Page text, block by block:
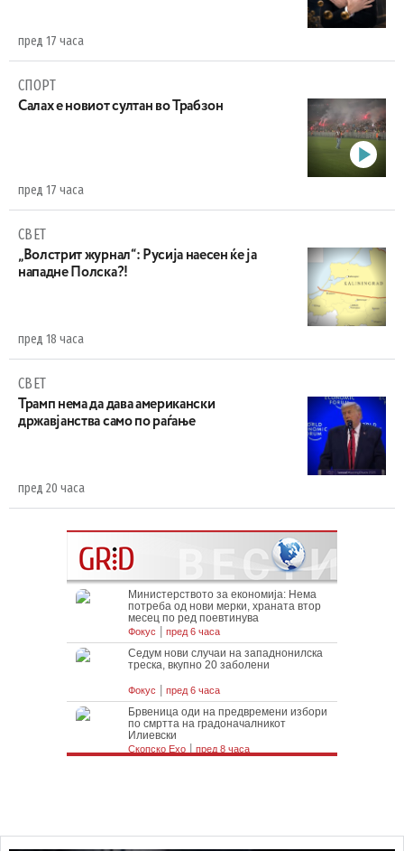
пред 17 часа
СПОРТ
Салах е новиот султан во Трабзон
пред 17 часа
СВЕТ
„Волстрит журнал“: Русија наесен ќе ја
нападне Полска?!
пред 18 часа
СВЕТ
Трамп нема да дава американски
државјанства само по раѓање
пред 20 часа